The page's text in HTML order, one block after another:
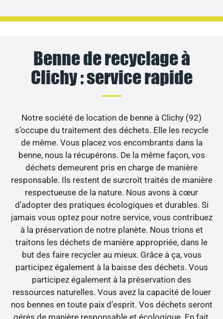
Benne de recyclage à
Clichy : service rapide
Notre société de location de benne à Clichy (92)
s’occupe du traitement des déchets. Elle les recycle
de même. Vous placez vos encombrants dans la
benne, nous la récupérons. De la même façon, vos
déchets demeurent pris en charge de manière
responsable. Ils restent de surcroît traités de manière
respectueuse de la nature. Nous avons à cœur
d’adopter des pratiques écologiques et durables. Si
jamais vous optez pour notre service, vous contribuez
à la préservation de notre planète. Nous trions et
traitons les déchets de manière appropriée, dans le
but des faire recycler au mieux. Grâce à ça, vous
participez également à la baisse des déchets. Vous
participez également à la préservation des
ressources naturelles. Vous avez la capacité de louer
nos bennes en toute paix d’esprit. Vos déchets seront
gérés de manière responsable et écologique. En fait,